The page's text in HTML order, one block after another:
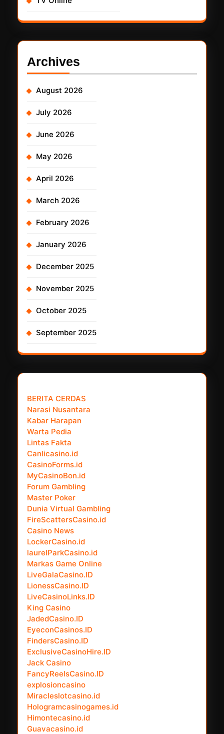
Archives
August 2026
July 2026
June 2026
May 2026
April 2026
March 2026
February 2026
January 2026
December 2025
November 2025
October 2025
September 2025
BERITA CERDAS
Narasi Nusantara
Kabar Harapan
Warta Pedia
Lintas Fakta
Canlicasino.id
CasinoForms.id
MyCasinoBon.id
Forum Gambling
Master Poker
Dunia Virtual Gambling
FireScattersCasino.id
Casino News
LockerCasino.id
laurelParkCasino.id
Markas Game Online
LiveGalaCasino.ID
LionessCasino.ID
LiveCasinoLinks.ID
King Casino
JadedCasino.ID
EyeconCasinos.ID
FindersCasino.ID
ExclusiveCasinoHire.ID
Jack Casino
FancyReelsCasino.ID
explosioncasino
Miracleslotcasino.id
Hologramcasinogames.id
Himontecasino.id
Guavacasino.id